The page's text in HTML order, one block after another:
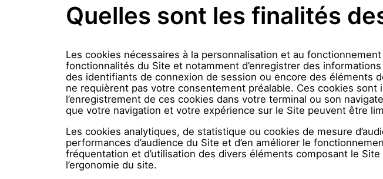
Quelles sont les finalités
Les cookies nécessaires à la personnalisation et au
fonctionnalités du Site et notamment d’enregistrer des
des identifiants de connexion de session ou encore des éléments
ne requièrent pas votre consentement préalable. Ces cookies
l’enregistrement de ces cookies dans votre terminal ou son
que votre navigation et votre expérience sur le Site peuvent être
Les cookies analytiques, de statistique ou cookies de mesure
performances d’audience du Site et d’en améliorer le
fréquentation et d’utilisation des divers éléments composant le
l’ergonomie du site.